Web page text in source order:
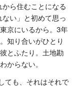
から住むことになる
い」と初めて思っ
京にいるから。3年
知り合いがひとり
とふたり。土地勘
からない。
ても、それはそれで